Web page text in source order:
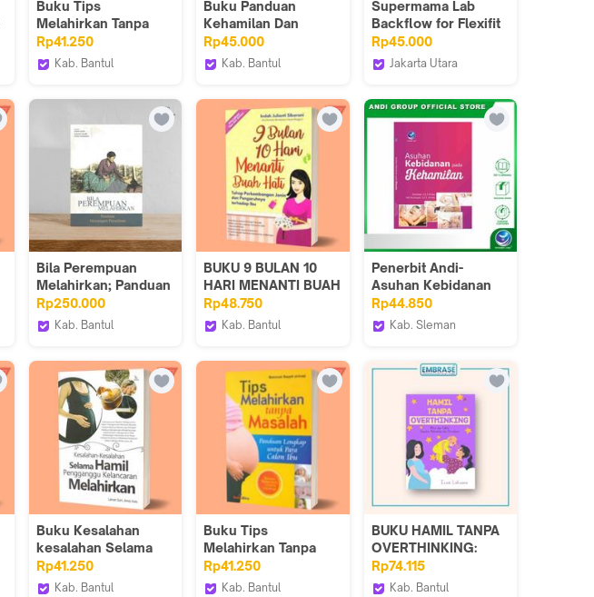
Buku Tips
Melahirkan Tanpa
Masalah Panduan
Lengkap Untuk Calon
Ibu
Rp41.250
Kab. Bantul
Buku Panduan
Kehamilan Dan
Kelahiran Bagi
Muslimah - Diva
Press
Rp45.000
Kab. Bantul
Supermama Lab
Backflow for Flexifit
Rp45.000
Jakarta Utara
Indonesia
Bila Perempuan
Melahirkan; Panduan
Menangani
Persalinan - Susan-
Rp250.000
Kab. Bantul
BUKU 9 BULAN 10
HARI MENANTI BUAH
HATI
Rp48.750
Kab. Bantul
Penerbit Andi-
Asuhan Kebidanan
Pada Kehamilan
Rp44.850
Kab. Sleman
Buku Kesalahan
kesalahan Selama
Hamil Pengganggu
Kelancaran
Rp41.250
Kab. Bantul
Buku Tips
Melahirkan Tanpa
Masalah Panduan
Lengkap Untuk Calon
Rp41.250
Kab. Bantul
BUKU HAMIL TANPA
OVERTHINKING:
Mitos dan Fakta
Seputar Kehamilan
Rp74.115
Kab. Bantul